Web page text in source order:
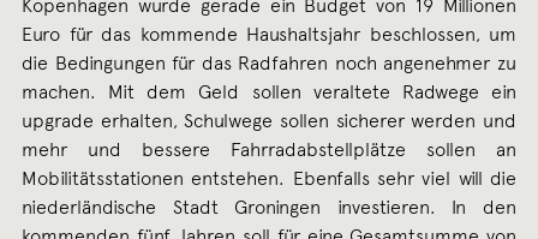
Kopenhagen wurde gerade ein Budget von 19 Millionen
Euro für das kommende Haushaltsjahr beschlossen, um
die Bedingungen für das Radfahren noch angenehmer zu
machen. Mit dem Geld sollen veraltete Radwege ein
upgrade erhalten, Schulwege sollen sicherer werden und
mehr und bessere Fahrradabstellplätze sollen an
Mobilitätsstationen entstehen. Ebenfalls sehr viel will die
niederländische Stadt Groningen investieren. In den